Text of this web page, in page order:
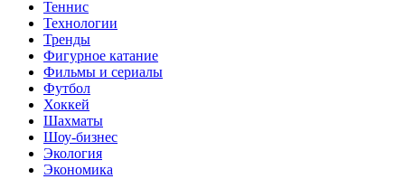
Теннис
Технологии
Тренды
Фигурное катание
Фильмы и сериалы
Футбол
Хоккей
Шахматы
Шоу-бизнес
Экология
Экономика